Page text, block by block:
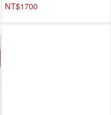
NT$1700